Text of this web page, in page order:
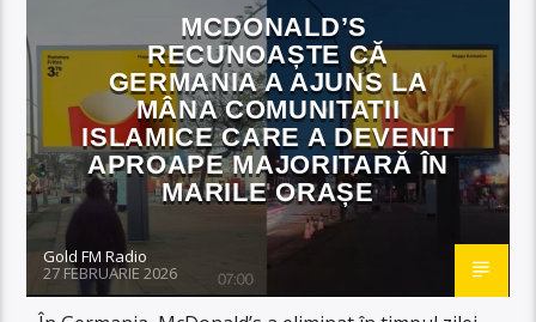
MCDONALD’S
RECUNOAȘTE CĂ
GERMANIA A AJUNS LA
MÂNA COMUNITATII
ISLAMICE CARE A DEVENIT
APROAPE MAJORITARĂ ÎN
MARILE ORAȘE
Gold FM Radio
27 FEBRUARIE 2026